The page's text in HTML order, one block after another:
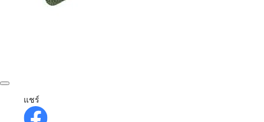
แชร์